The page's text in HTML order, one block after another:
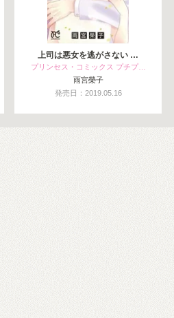
上司は悪女を逃がさない …
プリンセス・コミックス プチプ…
雨宮榮子
発売日：2019.05.16